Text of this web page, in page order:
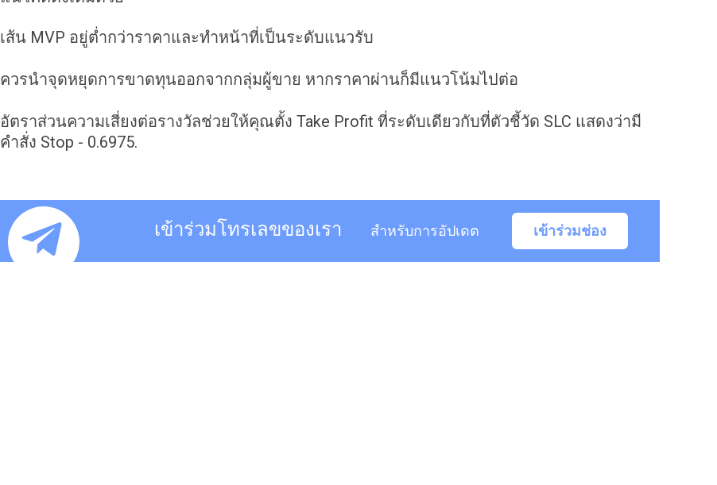
เส้น MVP อยู่ต่ำกว่าราคาและทำหน้าที่เป็นระดับแนวรับ
ควรนำจุดหยุดการขาดทุนออกจากกลุ่มผู้ขาย หากราคาผ่านก็มีแนวโน้มไปต่อ
อัตราส่วนความเสี่ยงต่อรางวัลช่วยให้คุณตั้ง Take Profit ที่ระดับเดียวกับที่ตัวชี้วัด SLC แสดงว่ามี
คำสั่ง Stop - 0.6975.
เข้าร่วมโทรเลขของเรา สำหรับการอัปเดต เข้าร่วมช่อง